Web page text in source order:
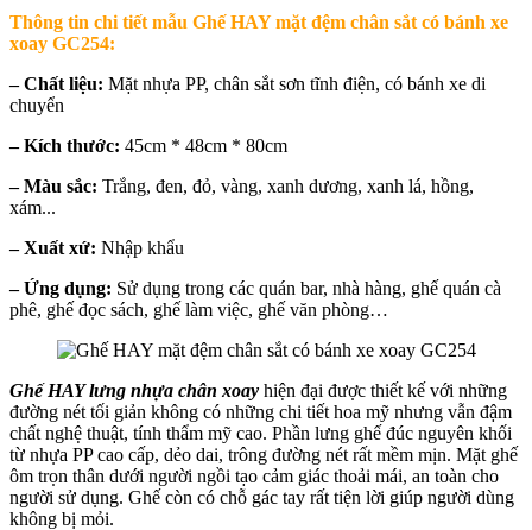
Thông tin chi tiết mẫu Ghế HAY mặt đệm chân sắt có bánh xe
xoay GC254:
– Chất liệu: Mặt nhựa PP, chân sắt sơn tĩnh điện, có bánh xe di
chuyển
– Kích thước: 45cm * 48cm * 80cm
– Màu sắc: Trắng, đen, đỏ, vàng, xanh dương, xanh lá, hồng,
xám...
–Xuất xứ: Nhập khẩu
– Ứng dụng: Sử dụng trong các quán bar, nhà hàng, ghế quán cà
phê, ghế đọc sách, ghế làm việc, ghế văn phòng…
Ghế HAY lưng nhựa chân xoay hiện đại được thiết kế với những
đường nét tối giản không có những chi tiết hoa mỹ nhưng vẫn đậm
chất nghệ thuật, tính thẩm mỹ cao. Phần lưng ghế đúc nguyên khối
từ nhựa PP cao cấp, dẻo dai, trông đường nét rất mềm mịn. Mặt ghế
ôm trọn thân dưới người ngồi tạo cảm giác thoải mái, an toàn cho
người sử dụng. Ghế còn có chỗ gác tay rất tiện lời giúp người dùng
không bị mỏi.